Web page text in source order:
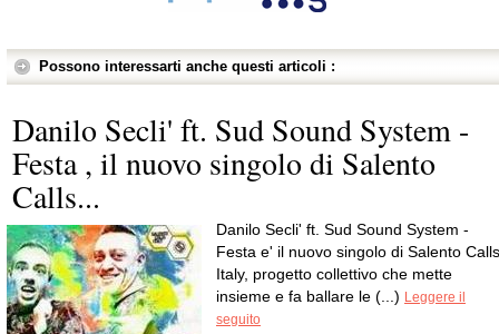
Possono interessarti anche questi articoli :
Danilo Secli' ft. Sud Sound System -
Festa , il nuovo singolo di Salento
Calls...
Danilo Secli' ft. Sud Sound System -
Festa e' il nuovo singolo di Salento Calls
Italy, progetto collettivo che mette
insieme e fa ballare le (...) Leggere il
seguito